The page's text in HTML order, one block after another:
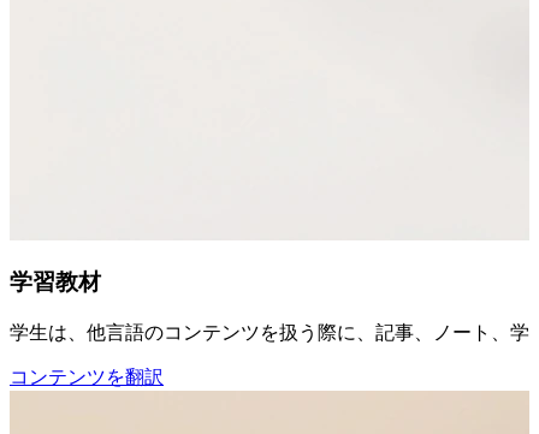
学習教材
学生は、他言語のコンテンツを扱う際に、記事、ノート、
コンテンツを翻訳